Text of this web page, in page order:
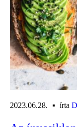
2023.06.28. írta